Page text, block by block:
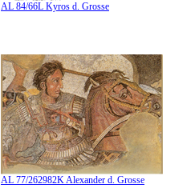
AL 84/66L Kyros d. Grosse
AL 77/262982K Alexander d. Grosse